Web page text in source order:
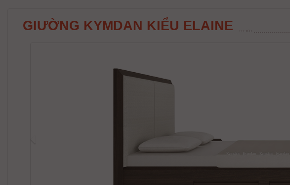
GIƯỜNG KYMDAN KIỂU ELAINE